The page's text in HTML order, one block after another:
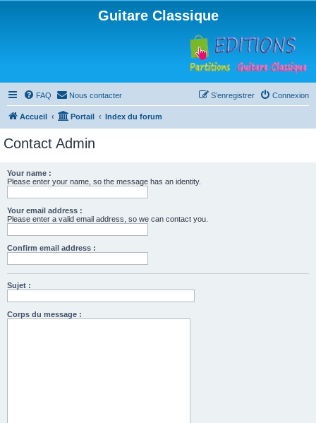
Guitare Classique
FAQ Nous contacter Connexion
S’enregistrer
Accueil Portail Index du forum
Contact Admin
Your name :
Please enter your name, so the message has an identity.
Your email address :
Please enter a valid email address, so we can contact you.
Confirm email address :
Sujet :
Corps du message :